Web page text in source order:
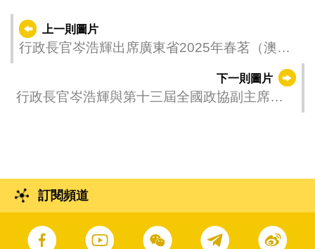
行政長官岑浩輝與廣東省省長王偉中在政府總部前合影
上一則圖片
行政長官岑浩輝出席廣東省2025年春茗（澳
下一則圖片
行政長官岑浩輝與第十三屆全國政協副主席、
訂閱頻道